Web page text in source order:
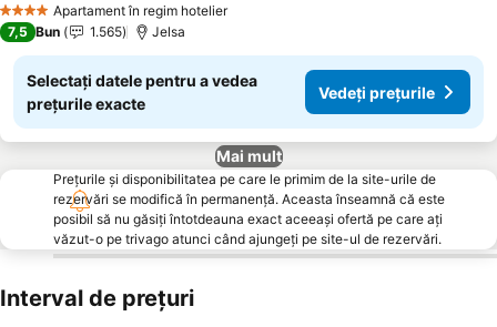
4 Stele Apartament în regim hotelier
7,5 Bun 1.565 Jelsa
Selectați datele pentru a vedea
prețurile exacte
Vedeți prețurile
Mai mult
Prețurile și disponibilitatea pe care le primim de la site-urile de
rezervări se modifică în permanență. Aceasta înseamnă că este
posibil să nu găsiți întotdeauna exact aceeași ofertă pe care ați
văzut-o pe trivago atunci când ajungeți pe site-ul de rezervări.
Interval de prețuri